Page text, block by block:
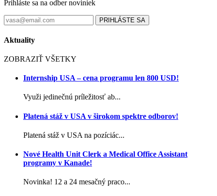
Prihláste sa na odber noviniek
PRIHLÁSTE SA
Aktuality
ZOBRAZIŤ VŠETKY
Internship USA – cena programu len 800 USD!
Využi jedinečnú príležitosť ab...
Platená stáž v USA v širokom spektre odborov!
Platená stáž v USA na pozíciác...
Nové Health Unit Clerk a Medical Office Assistant
programy v Kanade!
Novinka! 12 a 24 mesačný praco...